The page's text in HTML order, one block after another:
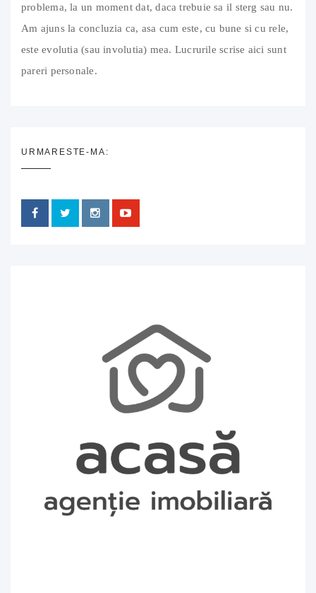
problema, la un moment dat, daca trebuie sa il sterg sau nu.
Am ajuns la concluzia ca, asa cum este, cu bune si cu rele,
este evolutia (sau involutia) mea. Lucrurile scrise aici sunt
pareri personale.
URMARESTE-MA: